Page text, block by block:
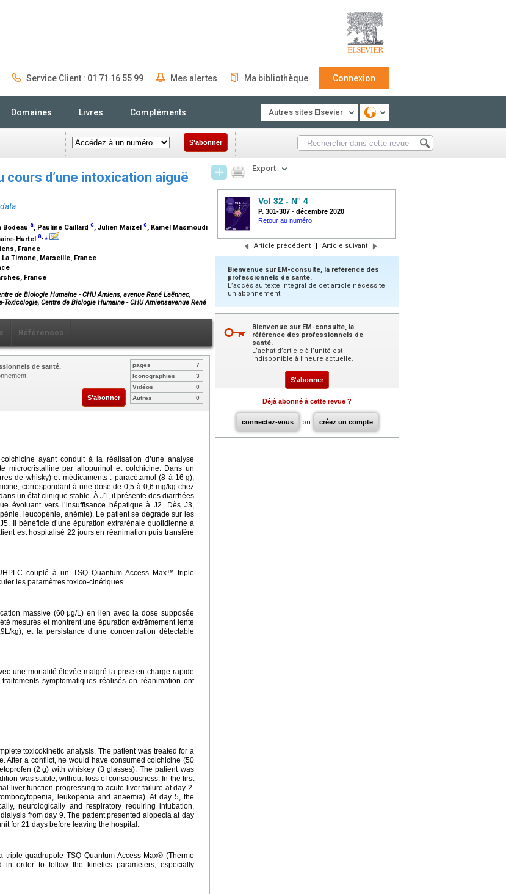
Service Client : 01 71 16 55 99 Mes alertes Ma bibliothèque Connexion
Domaines Livres Compléments Autres sites Elsevier
S'abonner
d’une intoxication aiguë
Bodeau a, Pauline Caillard c, Julien Maizel c, Kamel Masmoudi
Hurtel a ⁎
France
Timone, Marseille, France
France
de Biologie Humaine - CHU Amiens, avenue René Laënnec,
Centre de Biologie Humaine - CHU Amiensavenue René
Références
de santé.
S'abonner
pages
7
Iconographies
3
Vidéos
0
Autres
0
ayant conduit à la réalisation d’une analyse
microcristalline par allopurinol et colchicine. Dans un
de whisky) et médicaments : paracétamol (8 à 16 g),
correspondant à une dose de 0,5 à 0,6 mg/kg chez
un état clinique stable. À J1, il présente des diarrhées
évoluant vers l’insuffisance hépatique à J2. Dès J3,
leucopénie, anémie). Le patient se dégrade sur les
Il bénéficie d’une épuration extrarénale quotidienne à
est hospitalisé 22 jours en réanimation puis transféré
couplé à un TSQ Quantum Access Max™ triple
les paramètres toxico-cinétiques.
massive (60 μg/L) en lien avec la dose supposée
mesurés et montrent une épuration extrêmement lente
kg), et la persistance d’une concentration détectable
une mortalité élevée malgré la prise en charge rapide
symptomatiques réalisés en réanimation ont
toxicokinetic analysis. The patient was treated for a
After a conflict, he would have consumed colchicine (50
(2 g) with whiskey (3 glasses). The patient was
was stable, without loss of consciousness. In the first
liver function progressing to acute liver failure at day 2.
leukopenia and anaemia). At day 5, the
neurologically and respiratory requiring intubation.
from day 9. The patient presented alopecia at day
for 21 days before leaving the hospital.
quadrupole TSQ Quantum Access Max® (Thermo
in order to follow the kinetics parameters, especially
Export
Vol 32 - N° 4
P. 301-307 - décembre 2020
Retour au numéro
Article précédent | Article suivant
Bienvenue sur EM-consulte, la référence des
professionnels de santé.
L’accès au texte intégral de cet article nécessite
un abonnement.
Bienvenue sur EM-consulte, la
référence des professionnels de
santé.
L’achat d’article à l’unité est
indisponible à l’heure actuelle.
S'abonner
Déjà abonné à cette revue ?
connectez-vous ou créez un compte